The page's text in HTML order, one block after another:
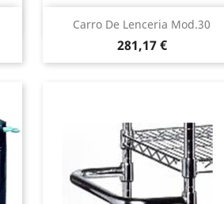
Carro De Lenceria Mod.30
Precio
281,17 €
Vista rápida